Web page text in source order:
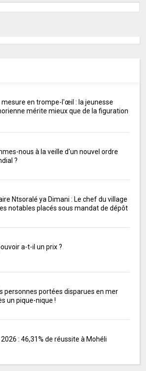
mesure en trompe-l'œil : la jeunesse
mérite mieux que de la figuration
nous à la veille d'un nouvel ordre
?
Ntsoralé ya Dimani : Le chef du village
notables placés sous mandat de dépôt
a-t-il un prix ?
personnes portées disparues en mer
un pique-nique !
2026 : 46,31% de réussite à Mohéli